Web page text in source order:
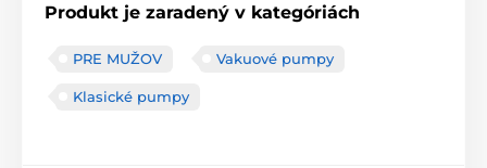
Produkt je zaradený v kategóriách
PRE MUŽOV Vakuové pumpy
Klasické pumpy